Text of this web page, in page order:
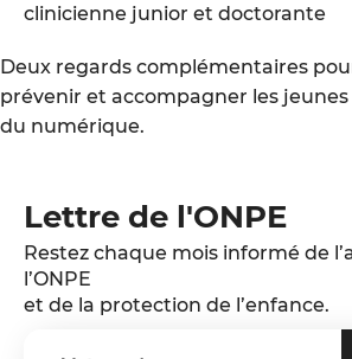
clinicienne junior et doctorante
Deux regards complémentaires
prévenir et accompagner les
du numérique.
Lettre de l'ONPE
Restez chaque mois informé de
l’ONPE
et de la protection de l’enfance.